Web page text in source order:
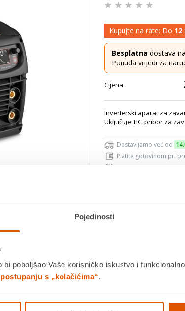
Pojedinosti
bi poboljšao Vaše korisničko iskustvo i
s „kolačićima“.
Kupujte na rate: Do 12
Besplatna dostava
Ponuda vrijedi za
Cijena
Inverterski aparat za
Uključuje TIG pribor za
Dostavljamo već od
Platite gotovinom pri
Usporedite proizvod
Detalji proizvoda Specifikacije Ocjene